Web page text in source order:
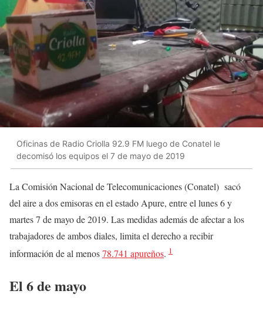
Oficinas de Radio Criolla 92.9 FM luego de Conatel le
decomisó los equipos el 7 de mayo de 2019
La Comisión Nacional de Telecomunicaciones (Conatel) sacó
del aire a dos emisoras en el estado Apure, entre el lunes 6 y
martes 7 de mayo de 2019. Las medidas además de afectar a los
trabajadores de ambos diales, limita el derecho a recibir
información de al menos78.741 apureños. 1
El 6 de mayo